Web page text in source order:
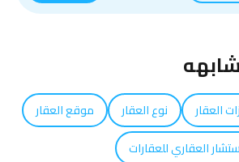
العقار نوع العقار
موقع العقار
العقاري للعقارات